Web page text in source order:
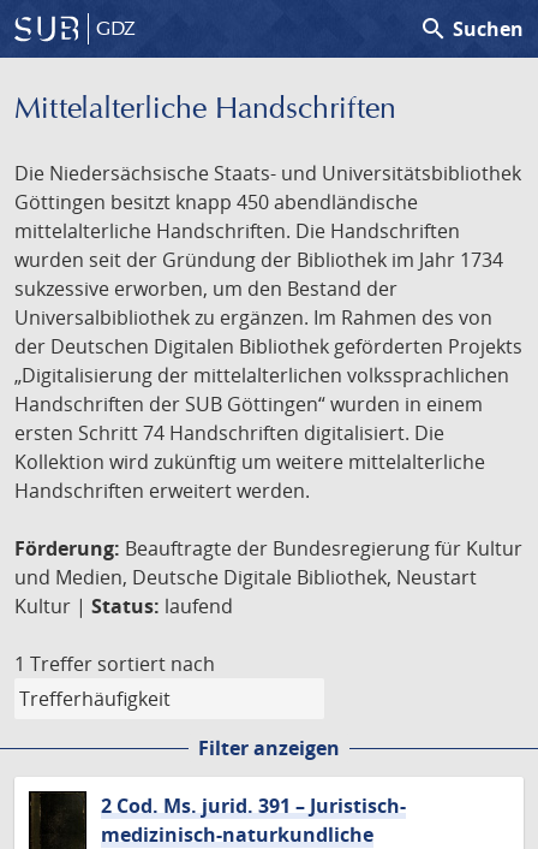
GDZ search Suchen
Mittelalterliche Handschriften
Die Niedersächsische Staats- und Universitätsbibliothek
Göttingen besitzt knapp 450 abendländische
mittelalterliche Handschriften. Die Handschriften
wurden seit der Gründung der Bibliothek im Jahr 1734
sukzessive erworben, um den Bestand der
Universalbibliothek zu ergänzen. Im Rahmen des von
der Deutschen Digitalen Bibliothek geförderten Projekts
„Digitalisierung der mittelalterlichen volkssprachlichen
Handschriften der SUB Göttingen“ wurden in einem
ersten Schritt 74 Handschriften digitalisiert. Die
Kollektion wird zukünftig um weitere mittelalterliche
Handschriften erweitert werden.
Förderung: Beauftragte der Bundesregierung für Kultur
und Medien, Deutsche Digitale Bibliothek, Neustart
Kultur | Status: laufend
1 Treffer sortiert nach
Filter anzeigen
2 Cod. Ms. jurid. 391 – Juristisch-
medizinisch-naturkundliche